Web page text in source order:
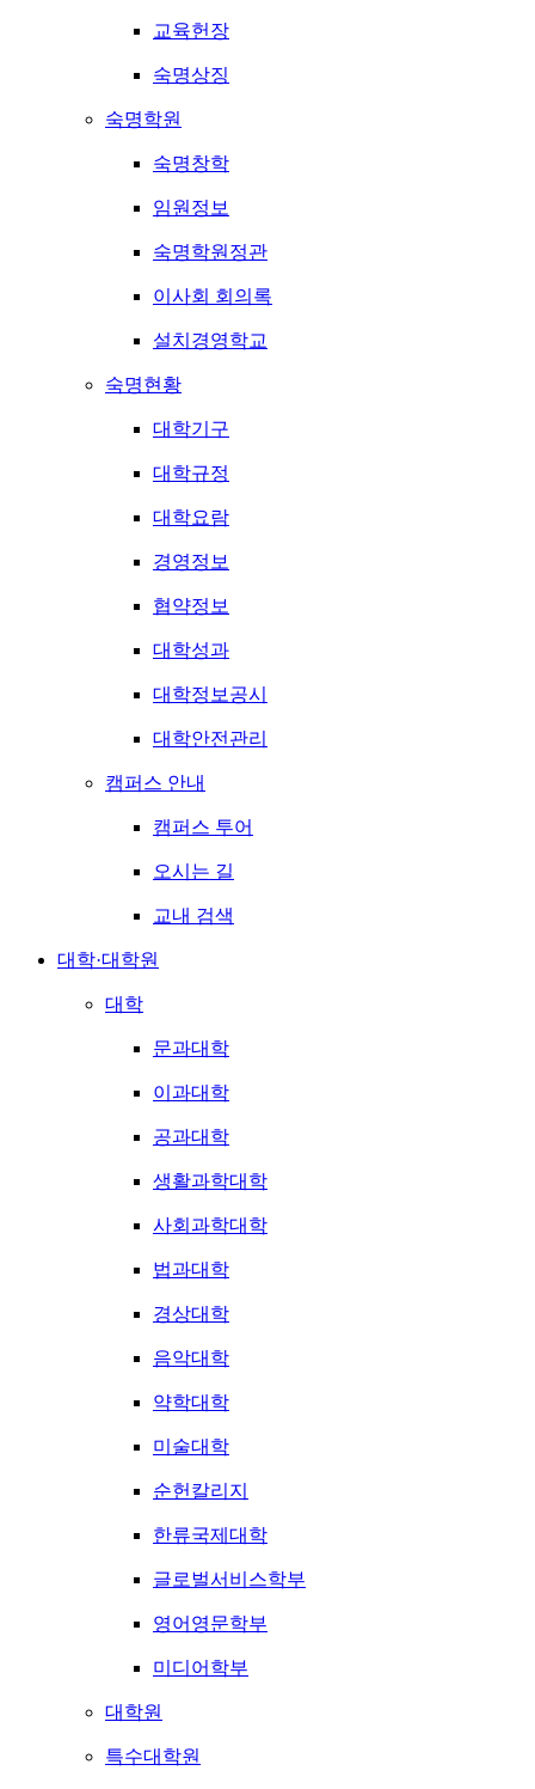
교육헌장
숙명상징
숙명학원
숙명창학
임원정보
숙명학원정관
이사회 회의록
설치경영학교
숙명현황
대학기구
대학규정
대학요람
경영정보
협약정보
대학성과
대학정보공시
대학안전관리
캠퍼스 안내
캠퍼스 투어
오시는 길
교내 검색
대학·대학원
대학
문과대학
이과대학
공과대학
생활과학대학
사회과학대학
법과대학
경상대학
음악대학
약학대학
미술대학
순헌칼리지
한류국제대학
글로벌서비스학부
영어영문학부
미디어학부
대학원
특수대학원